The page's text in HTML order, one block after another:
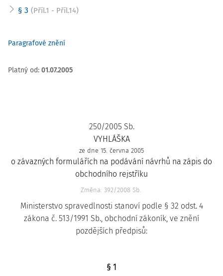
§ 3 (Příl.1 - Příl.14)
Paragrafové znění
Platný od: 01.07.2005
250/2005 Sb.
VYHLÁŠKA
ze dne 15. června 2005
o závazných formulářích na podávání návrhů na zápis do
obchodního rejstříku
Změna: 392/2008 Sb.
Ministerstvo spravedlnosti stanoví podle § 32 odst. 4
zákona č. 513/1991 Sb., obchodní zákoník, ve znění
pozdějších předpisů:
§ 1